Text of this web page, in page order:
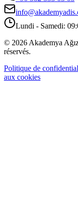
Lundi - Samedi:
© 2026 Akademya
réservés.
Politique de
aux cookies